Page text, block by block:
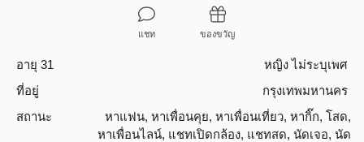
แชท ของขวัญ
อายุ 31 หญิงไม่ระบุเพศ
ที่อยู่
กรุงเทพมหานคร
สถานะ
หาแฟน, หาเพื่อนคุย, หาเพื่อนเที่ยว, หากิ๊ก, โสด,
หาเพื่อนไลน์, แชทเปิดกล้อง, แชทสด, นัดเจอ, นัด